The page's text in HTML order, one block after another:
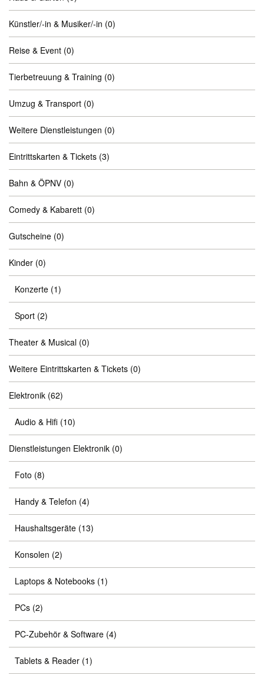
Künstler/-in & Musiker/-in (0)
Reise & Event (0)
Tierbetreuung & Training (0)
Umzug & Transport (0)
Weitere Dienstleistungen (0)
Eintrittskarten & Tickets (3)
Bahn & ÖPNV (0)
Comedy & Kabarett (0)
Gutscheine (0)
Kinder (0)
Konzerte (1)
Sport (2)
Theater & Musical (0)
Weitere Eintrittskarten & Tickets (0)
Elektronik (62)
Audio & Hifi (10)
Dienstleistungen Elektronik (0)
Foto (8)
Handy & Telefon (4)
Haushaltsgeräte (13)
Konsolen (2)
Laptops & Notebooks (1)
PCs (2)
PC-Zubehör & Software (4)
Tablets & Reader (1)